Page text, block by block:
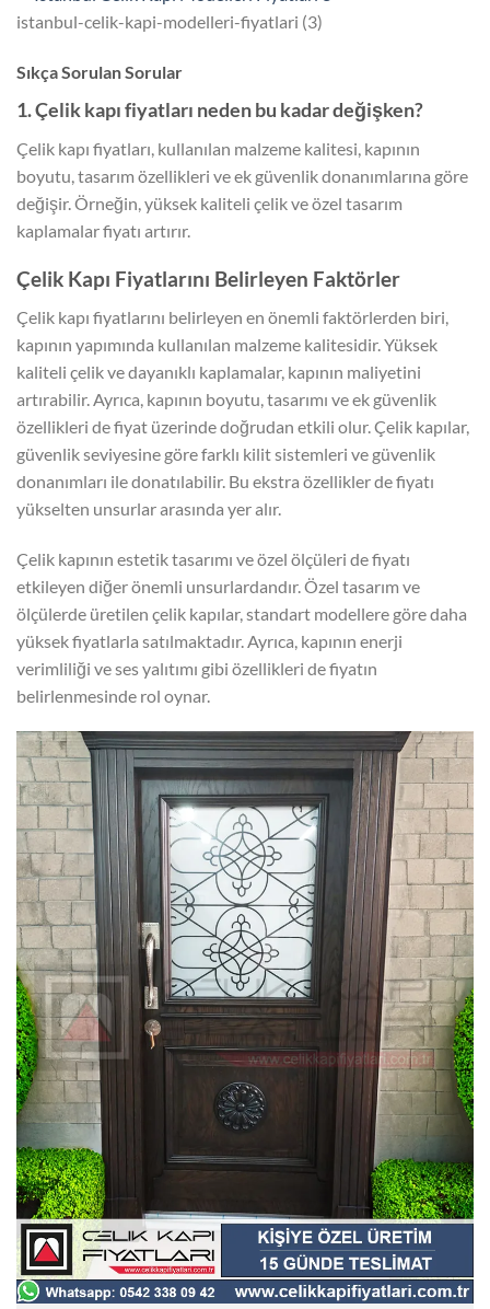
istanbul-celik-kapi-modelleri-fiyatlari (3)
Sıkça Sorulan Sorular
1. Çelik kapı fiyatları neden bu kadar değişken?
Çelik kapı fiyatları, kullanılan malzeme kalitesi, kapının
boyutu, tasarım özellikleri ve ek güvenlik donanımlarına göre
değişir. Örneğin, yüksek kaliteli çelik ve özel tasarım
kaplamalar fiyatı artırır.
Çelik Kapı Fiyatlarını Belirleyen Faktörler
Çelik kapı fiyatlarını belirleyen en önemli faktörlerden biri,
kapının yapımında kullanılan malzeme kalitesidir. Yüksek
kaliteli çelik ve dayanıklı kaplamalar, kapının maliyetini
artırabilir. Ayrıca, kapının boyutu, tasarımı ve ek güvenlik
özellikleri de fiyat üzerinde doğrudan etkili olur. Çelik kapılar,
güvenlik seviyesine göre farklı kilit sistemleri ve güvenlik
donanımları ile donatılabilir. Bu ekstra özellikler de fiyatı
yükselten unsurlar arasında yer alır.
Çelik kapının estetik tasarımı ve özel ölçüleri de fiyatı
etkileyen diğer önemli unsurlardandır. Özel tasarım ve
ölçülerde üretilen çelik kapılar, standart modellere göre daha
yüksek fiyatlarla satılmaktadır. Ayrıca, kapının enerji
verimliliği ve ses yalıtımı gibi özellikleri de fiyatın
belirlenmesinde rol oynar.